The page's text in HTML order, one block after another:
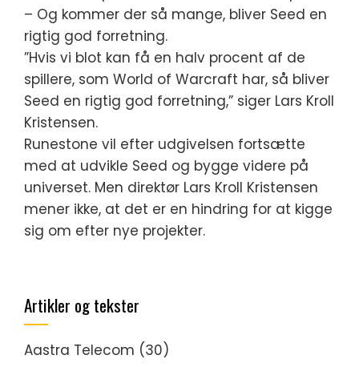
– Og kommer der så mange, bliver Seed en
rigtig god forretning.
”Hvis vi blot kan få en halv procent af de
spillere, som World of Warcraft har, så bliver
Seed en rigtig god forretning,” siger Lars Kroll
Kristensen.
Runestone vil efter udgivelsen fortsætte
med at udvikle Seed og bygge videre på
universet. Men direktør Lars Kroll Kristensen
mener ikke, at det er en hindring for at kigge
sig om efter nye projekter.
Artikler og tekster
Aastra Telecom (30)